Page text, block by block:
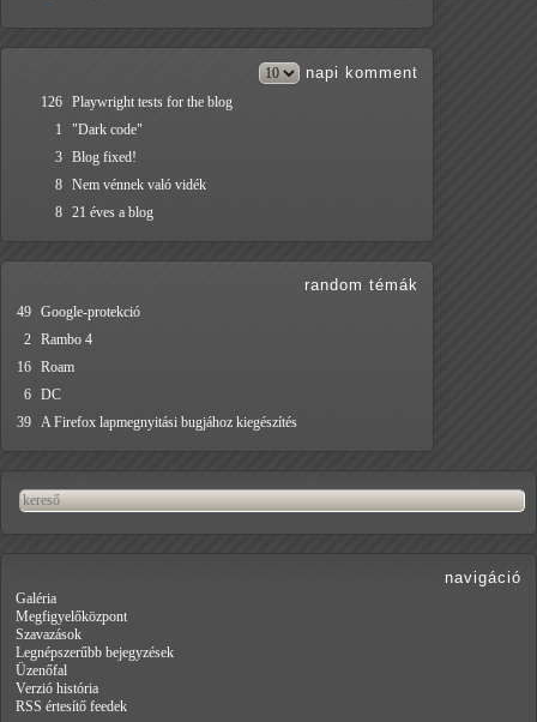
napi komment
126 Playwright tests for the blog
1
"Dark code"
3 Blog fixed!
8 Nem vénnek való vidék
8 21 éves a blog
random témák
49 Google-protekció
2 Rambo 4
16 Roam
6 DC
39 A Firefox lapmegnyitási bugjához kiegészítés
navigáció
Galéria
Megfigyelőközpont
Szavazások
Legnépszerűbb bejegyzések
Üzenőfal
Verzió história
RSS értesítő feedek